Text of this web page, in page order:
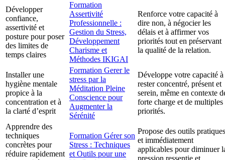
Développer
confiance,
assertivité et
posture pour poser
des limites de
temps claires
Formation
Assertivité
Professionnelle :
Gestion du Stress,
Développement
Charisme et
Méthodes IKIGAI
Renforce votre capacité à
dire non, à négocier les
délais et à affirmer vos
priorités tout en préservant
la qualité de la relation.
Installer une
hygiène mentale
propice à la
concentration et à
la clarté d’esprit
Formation Gerer le
stress par la
Méditation Pleine
Conscience pour
Augmenter la
Sérénité
Développe votre capacité à
rester concentré, présent et
serein, même en contexte
forte charge et de multiples
priorités.
Apprendre des
techniques
concrètes pour
réduire rapidement
Formation Gérer son
Stress : Techniques
et Outils pour une
Propose des outils pratiques
et immédiatement
applicables pour diminuer